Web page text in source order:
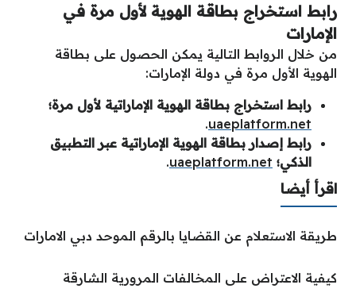
رابط استخراج بطاقة الهوية لأول مرة في
الإمارات
من خلال الروابط التالية يمكن الحصول على بطاقة
الهوية الأول مرة في دولة الإمارات:
رابط استخراج بطاقة الهوية الإماراتية لأول مرة؛
uaeplatform.net
.
رابط إصدار بطاقة الهوية الإماراتية عبر التطبيق
الذكي؛ uaeplatform.net
.
اقرأ أيضا
طريقة الاستعلام عن القضايا بالرقم الموحد دبي الامارات
كيفية الاعتراض على المخالفات المرورية الشارقة